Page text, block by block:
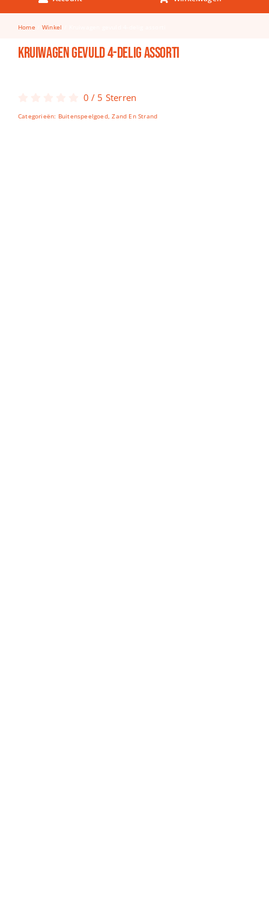
Keuken & Tafelen
Kinderfietsen
Knutselen
Spellen
Home Winkel
Kruiwagen gevuld 4-delig assorti
0 / 5 Sterren
Categorieën: Buitenspeelgoed,Zand En Strand